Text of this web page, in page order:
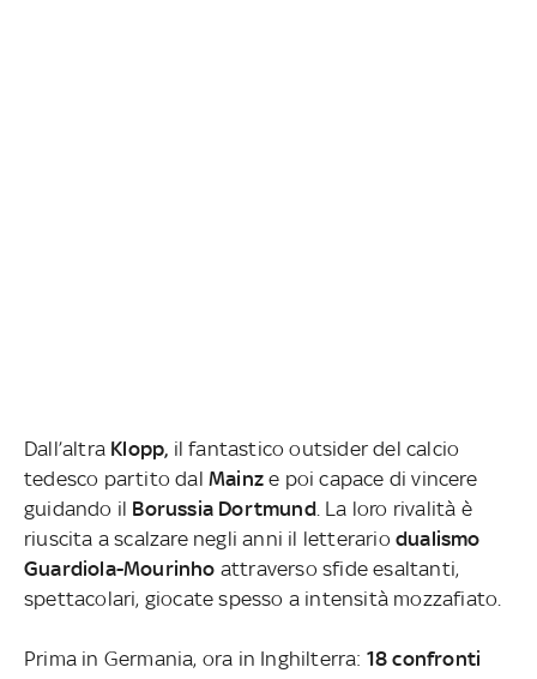
Dall’altra Klopp, il fantastico outsider del calcio
tedesco partito dal Mainz e poi capace di vincere
guidando il Borussia Dortmund. La loro rivalità è
riuscita a scalzare negli anni il letterario dualismo
Guardiola-Mourinho attraverso sfide esaltanti,
spettacolari, giocate spesso a intensità mozzafiato.
Prima in Germania, ora in Inghilterra: 18 confronti